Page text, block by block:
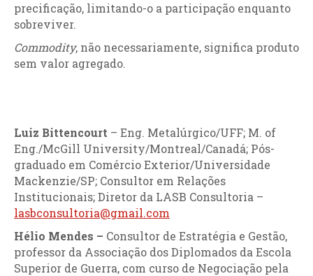
precificação, limitando-o a participação enquanto
sobreviver.
Commodity, não necessariamente, significa produto
sem valor agregado.
Luiz Bittencourt – Eng. Metalúrgico/UFF; M. of
Eng./McGill University/Montreal/Canadá; Pós-
graduado em Comércio Exterior/Universidade
Mackenzie/SP; Consultor em Relações
Institucionais; Diretor da LASB Consultoria –
lasbconsultoria@gmail.com
Hélio Mendes – Consultor de Estratégia e Gestão,
professor da Associação dos Diplomados da Escola
Superior de Guerra, com curso de Negociação pela